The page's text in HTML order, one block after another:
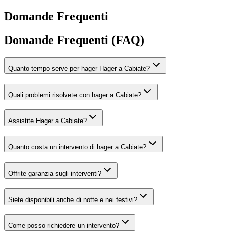
Domande Frequenti
Domande Frequenti (FAQ)
Quanto tempo serve per hager Hager a Cabiate?
Quali problemi risolvete con hager a Cabiate?
Assistite Hager a Cabiate?
Quanto costa un intervento di hager a Cabiate?
Offrite garanzia sugli interventi?
Siete disponibili anche di notte e nei festivi?
Come posso richiedere un intervento?